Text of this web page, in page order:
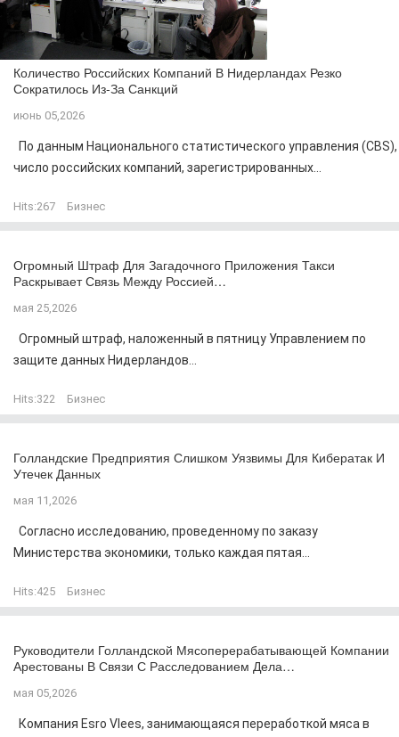
Количество Российских Компаний В Нидерландах Резко
Сократилось Из-За Санкций
июнь 05,2026
По данным Национального статистического управления (CBS),
число российских компаний, зарегистрированных...
Hits:267 Бизнес
Огромный Штраф Для Загадочного Приложения Такси
Раскрывает Связь Между Россией…
мая 25,2026
Огромный штраф, наложенный в пятницу Управлением по
защите данных Нидерландов...
Hits:322 Бизнес
Голландские Предприятия Слишком Уязвимы Для Кибератак И
Утечек Данных
мая 11,2026
Согласно исследованию, проведенному по заказу
Министерства экономики, только каждая пятая...
Hits:425 Бизнес
Руководители Голландской Мясоперерабатывающей Компании
Арестованы В Связи С Расследованием Дела…
мая 05,2026
Компания Esro Vlees, занимающаяся переработкой мяса в